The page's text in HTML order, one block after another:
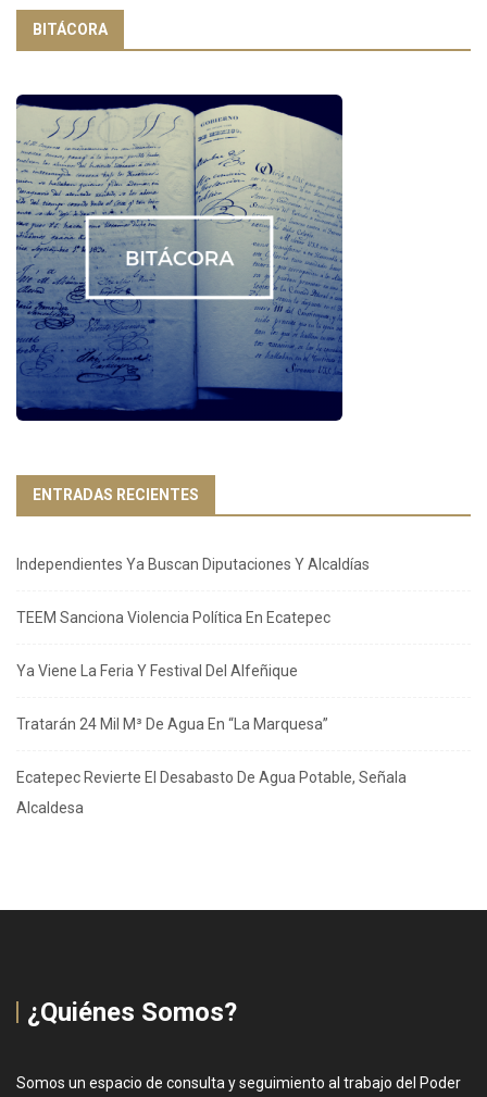
BITÁCORA
ENTRADAS RECIENTES
Independientes Ya Buscan Diputaciones Y Alcaldías
TEEM Sanciona Violencia Política En Ecatepec
Ya Viene La Feria Y Festival Del Alfeñique
Tratarán 24 Mil M³ De Agua En “La Marquesa”
Ecatepec Revierte El Desabasto De Agua Potable, Señala
Alcaldesa
¿Quiénes Somos?
Somos un espacio de consulta y seguimiento al trabajo del Poder